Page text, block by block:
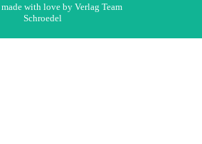
with love by Verlag Team
Schroedel